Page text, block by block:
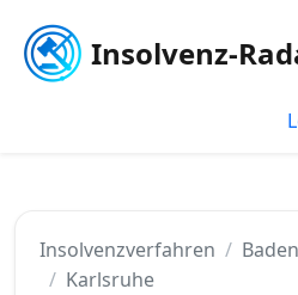
Insolvenz-
Insolvenzverfahren
Karlsruhe